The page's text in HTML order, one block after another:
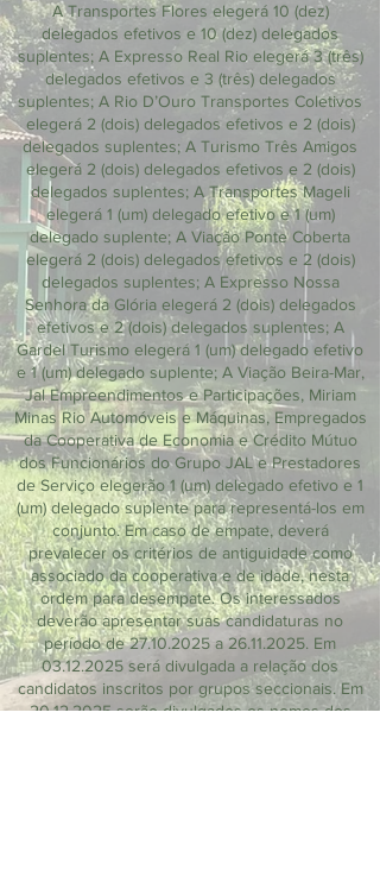
A Transportes Flores elegerá 10 (dez)
delegados efetivos e 10 (dez) delegados
suplentes; A Expresso Real Rio elegerá 3 (três)
delegados efetivos e 3 (três) delegados
suplentes; A Rio D’Ouro Transportes Coletivos
elegerá 2 (dois) delegados efetivos e 2 (dois)
delegados suplentes; A Turismo Três Amigos
elegerá 2 (dois) delegados efetivos e 2 (dois)
delegados suplentes; A Transportes Mageli
elegerá 1 (um) delegado efetivo e 1 (um)
delegado suplente; A Viação Ponte Coberta
elegerá 2 (dois) delegados efetivos e 2 (dois)
delegados suplentes; A Expresso Nossa
Senhora da Glória elegerá 2 (dois) delegados
efetivos e 2 (dois) delegados suplentes; A
Gardel Turismo elegerá 1 (um) delegado efetivo
e 1 (um) delegado suplente; A Viação Beira-Mar,
Jal Empreendimentos e Participações, Miriam
Minas Rio Automóveis e Máquinas, Empregados
da Cooperativa de Economia e Crédito Mútuo
dos Funcionários do Grupo JAL e Prestadores
de Serviço elegerão 1 (um) delegado efetivo e 1
(um) delegado suplente para representá-los em
conjunto. Em caso de empate, deverá
prevalecer os critérios de antiguidade como
associado da cooperativa e de idade, nesta
ordem para desempate. Os interessados
deverão apresentar suas candidaturas no
período de27.10.2025 a 26.11.2025. Em
03.12.2025 será divulgada a relação dos
candidatos inscritos por grupos seccionais. Em
20.12.2025serão divulgados os nomes dos